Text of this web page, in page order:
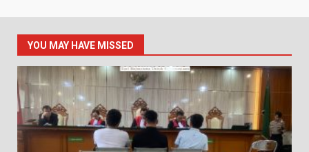
YOU MAY HAVE MISSED